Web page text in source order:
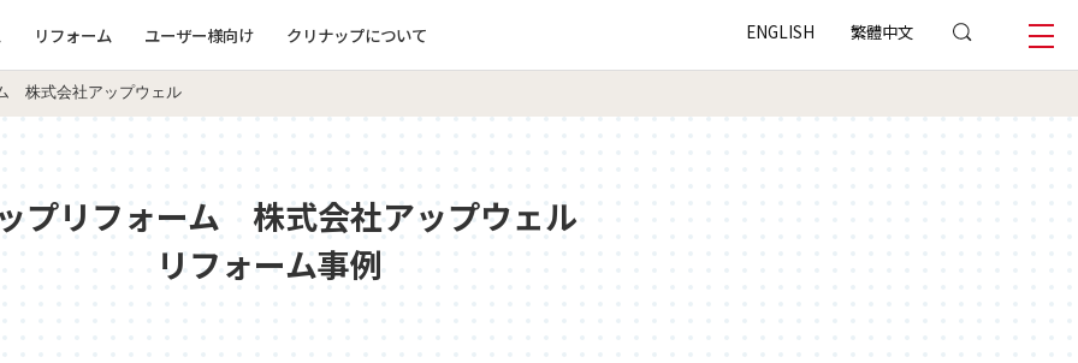
リフォーム ユーザー様向け クリナップについて ENGLISH 繁體中文
式会社アップウェル
プリフォーム 株式会社アップウェル
リフォーム事例